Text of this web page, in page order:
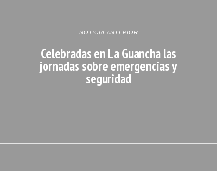
NOTICIA ANTERIOR
Celebradas en La Guancha las
jornadas sobre emergencias y
seguridad